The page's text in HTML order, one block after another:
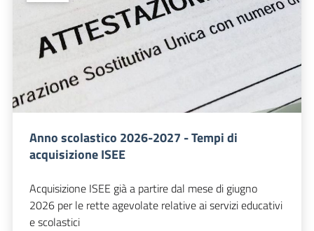
Anno scolastico 2026-2027 - Tempi di
acquisizione ISEE
Acquisizione ISEE già a partire dal mese di giugno
2026 per le rette agevolate relative ai servizi educativi
e scolastici